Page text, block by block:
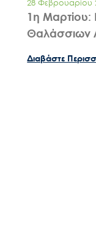
28 Φεβρουαρίου
1η
Θαλάσσιων
Διαβάστε